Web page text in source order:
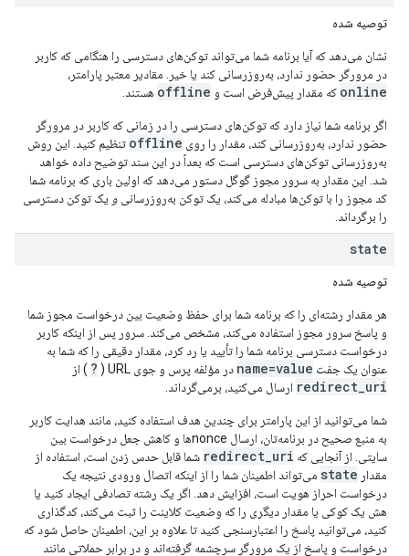
توصیه شده
نشان می‌دهد که آیا برنامه شما می‌تواند توکن‌های دسترسی را هنگامی که کاربر
در مرورگر حضور ندارد، به‌روزرسانی کند یا خیر. مقادیر معتبر پارامتر،
online که مقدار پیش‌فرض است و offline هستند.
اگر برنامه شما نیاز دارد که توکن‌های دسترسی را در زمانی که کاربر در مرورگر
حضور ندارد، به‌روزرسانی کند، مقدار را روی offline تنظیم کنید. این روش
به‌روزرسانی توکن‌های دسترسی است که بعداً در این سند توضیح داده خواهد
شد. این مقدار به سرور مجوز گوگل دستور می‌دهد که اولین باری که برنامه شما
کد مجوز را با توکن‌ها مبادله می‌کند، یک توکن به‌روزرسانی و یک توکن دسترسی
را برگرداند.
state
توصیه شده
هر مقدار رشته‌ای را که برنامه شما برای حفظ وضعیت بین درخواست مجوز شما
و پاسخ سرور مجوز استفاده می‌کند، مشخص می‌کند. سرور پس از اینکه کاربر
درخواست دسترسی برنامه شما را تأیید یا رد کرد، مقدار دقیقی را که شما به
عنوان یک جفت name=value در مؤلفه پرس و جوی URL ( ? ) از
redirect_uri ارسال می‌کنید، برمی‌گرداند.
شما می‌توانید از این پارامتر برای چندین هدف استفاده کنید، مانند هدایت کاربر
به منبع صحیح در برنامه‌تان، ارسال nonceها و کاهش جعل درخواست بین
سایتی. از آنجایی که redirect_uri شما قابل حدس زدن است، استفاده از
مقدار state می‌تواند اطمینان شما را از اینکه اتصال ورودی نتیجه یک
درخواست احراز هویت است، افزایش دهد. اگر یک رشته تصادفی ایجاد کنید یا
هش یک کوکی یا مقدار دیگری را که وضعیت کلاینت را ثبت می‌کند، کدگذاری
کنید، می‌توانید پاسخ را اعتبارسنجی کنید تا علاوه بر این، اطمینان حاصل شود که
درخواست و پاسخ از یک مرورگر سرچشمه گرفته‌اند و در برابر حملاتی مانند